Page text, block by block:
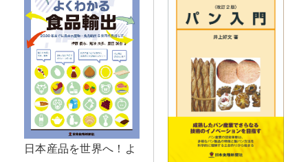
日本産品を世界へ！よ